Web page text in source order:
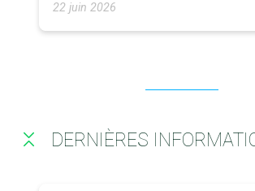
22 juin 2026
DERNIÈRES